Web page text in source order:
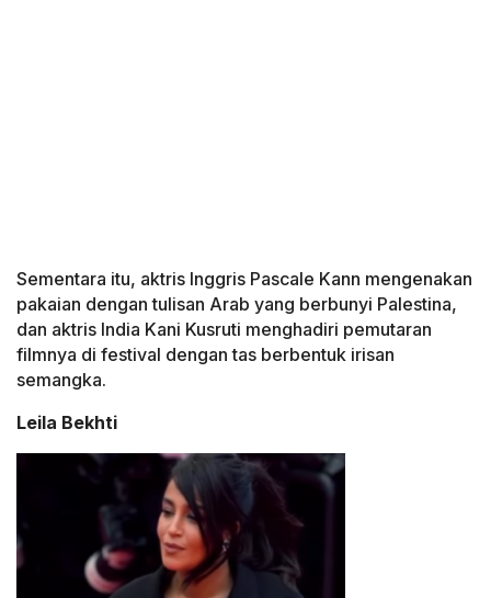
Sementara itu, aktris Inggris Pascale Kann mengenakan
pakaian dengan tulisan Arab yang berbunyi Palestina,
dan aktris India Kani Kusruti menghadiri pemutaran
filmnya di festival dengan tas berbentuk irisan
semangka.
Leila Bekhti